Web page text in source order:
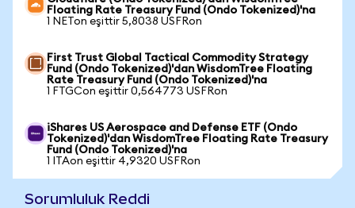
Floating Rate Treasury Fund (Ondo Tokenized)'na
1 NETon eşittir 5,8038 USFRon
First Trust Global Tactical Commodity Strategy
Fund (Ondo Tokenized)'dan WisdomTree Floating
Rate Treasury Fund (Ondo Tokenized)'na
1 FTGCon eşittir 0,564773 USFRon
iShares US Aerospace and Defense ETF (Ondo
Tokenized)'dan WisdomTree Floating Rate Treasury
Fund (Ondo Tokenized)'na
1 ITAon eşittir 4,9320 USFRon
Sorumluluk Reddi